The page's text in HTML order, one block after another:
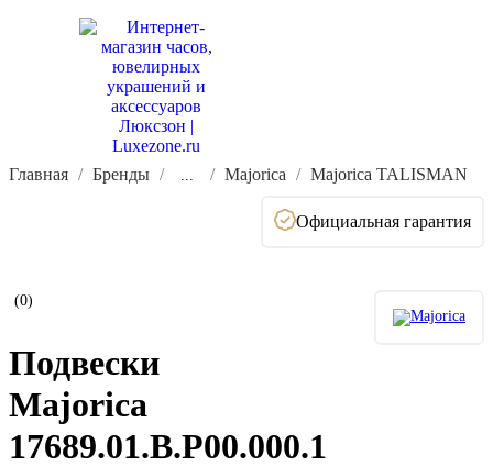
Главная Бренды ... Majorica Majorica TALISMAN
Официальная гарантия
(0)
Подвески
Majorica
17689.01.B.P00.000.1